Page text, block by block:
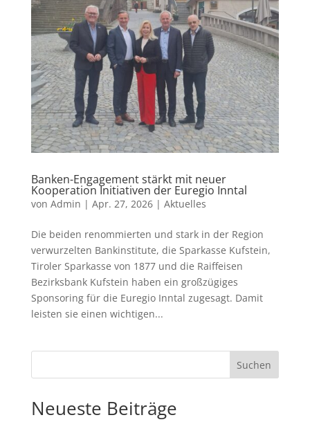
Banken-Engagement stärkt mit neuer
Kooperation Initiativen der Euregio Inntal
von Admin | Apr. 27, 2026| Aktuelles
Die beiden renommierten und stark in der Region
verwurzelten Bankinstitute, die Sparkasse Kufstein,
Tiroler Sparkasse von 1877 und die Raiffeisen
Bezirksbank Kufstein haben ein großzügiges
Sponsoring für die Euregio Inntal zugesagt. Damit
leisten sie einen wichtigen...
Suchen
Neueste Beiträge